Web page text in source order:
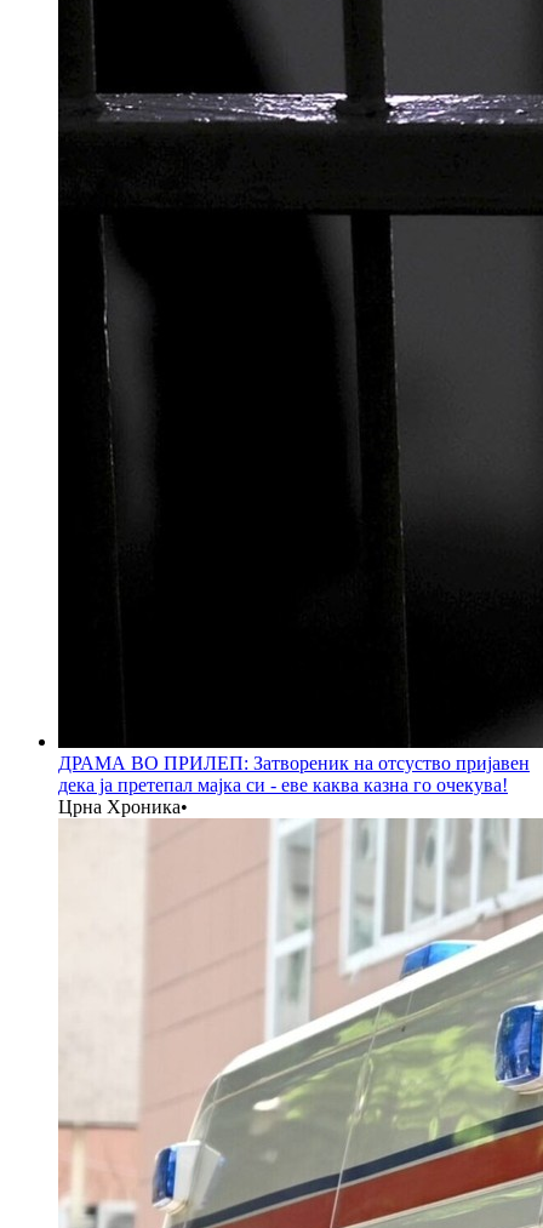
ДРАМА ВО ПРИЛЕП: Затвореник на отсуство пријавен
дека ја претепал мајка си - еве каква казна го очекува!
Црна Хроника•